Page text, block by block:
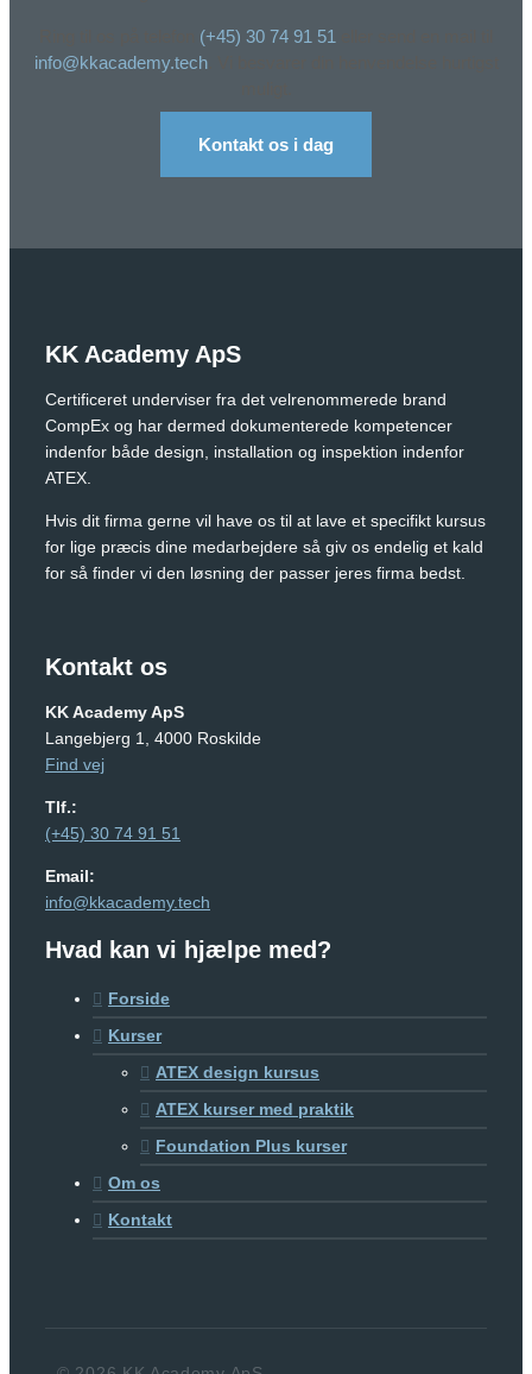
(+45) 30 74 91 51
info@kkacademy.tech. Vi besvarer din henvendelse hurtigst
Kontakt os i dag
KK Academy ApS
Certificeret underviser fra det velrenommerede brand
CompEx og har dermed dokumenterede kompetencer
indenfor både design, installation og inspektion indenfor
ATEX.
Hvis dit firma gerne vil have os til at lave et specifikt kursus
for lige præcis dine medarbejdere så giv os endelig et kald
for så finder vi den løsning der passer jeres firma bedst.
Kontakt os
KK Academy ApS
Langebjerg 1, 4000 Roskilde
Find vej
Tlf.:
(+45) 30 74 91 51
Email:
info@kkacademy.tech
Hvad kan vi hjælpe med?
Forside
Kurser
ATEX design kursus
ATEX kurser med praktik
Foundation Plus kurser
Om os
Kontakt